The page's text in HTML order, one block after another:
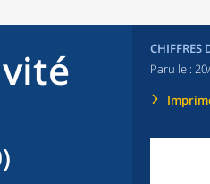
CHIFFRES
Paru le :